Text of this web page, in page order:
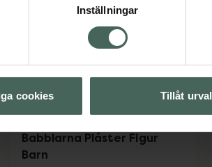
Inställningar
cookies Tillåt urval
Babblarna Plåster Figur
Barn